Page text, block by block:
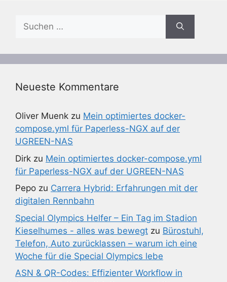
Suchen
nach:
Neueste Kommentare
Oliver Muenk zu Mein optimiertes docker-
compose.yml für Paperless-NGX auf der
UGREEN-NAS
Dirk zu Mein optimiertes docker-compose.yml
für Paperless-NGX auf der UGREEN-NAS
Pepo zu Carrera Hybrid: Erfahrungen mit der
digitalen Rennbahn
Special Olympics Helfer – Ein Tag im Stadion
Kieselhumes - alles was bewegt zu Bürostuhl,
Telefon, Auto zurücklassen – warum ich eine
Woche für die Special Olympics lebe
ASN & QR-Codes: Effizienter Workflow in